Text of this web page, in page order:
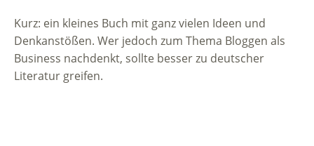
Kurz: ein kleines Buch mit ganz vielen Ideen und
Denkanstößen. Wer jedoch zum Thema Bloggen als
Business nachdenkt, sollte besser zu deutscher
Literatur greifen.